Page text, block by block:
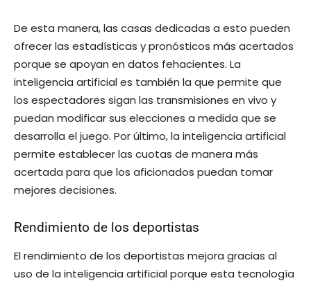
De esta manera, las casas dedicadas a esto pueden
ofrecer las estadísticas y pronósticos más acertados
porque se apoyan en datos fehacientes. La
inteligencia artificial es también la que permite que
los espectadores sigan las transmisiones en vivo y
puedan modificar sus elecciones a medida que se
desarrolla el juego. Por último, la inteligencia artificial
permite establecer las cuotas de manera más
acertada para que los aficionados puedan tomar
mejores decisiones.
Rendimiento de los deportistas
El rendimiento de los deportistas mejora gracias al
uso de la inteligencia artificial porque esta tecnología